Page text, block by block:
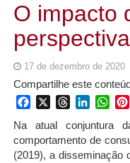
O impacto
17 de dezembro de 2020
Compartilhe este
FacebookThreadsLinkedIn
Na atual conjuntura
comportamento de
(2019), a disseminação